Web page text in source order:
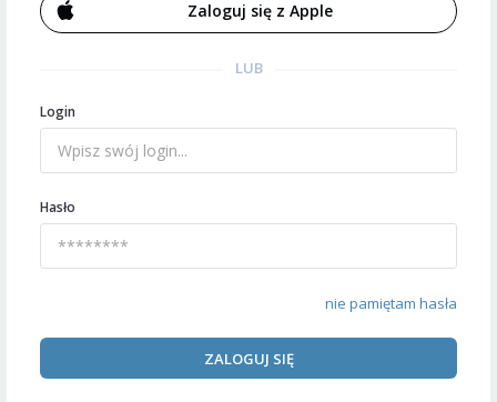
Zaloguj się z Apple
LUB
Login
Hasło
nie pamiętam hasła
ZALOGUJ SIĘ